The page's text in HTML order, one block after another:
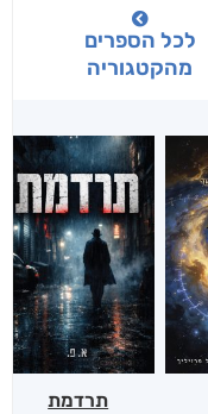
לכל הספרים
מהקטגוריה
תרדמת